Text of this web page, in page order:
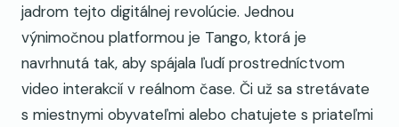
jadrom tejto digitálnej revolúcie. Jednou
výnimočnou platformou je Tango, ktorá je
navrhnutá tak, aby spájala ľudí prostredníctvom
video interakcií v reálnom čase. Či už sa stretávate
s miestnymi obyvateľmi alebo chatujete s priateľmi